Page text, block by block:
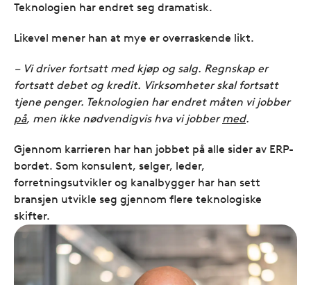
Teknologien har endret seg dramatisk.
Likevel mener han at mye er overraskende likt.
– Vi driver fortsatt med kjøp og salg. Regnskap er
fortsatt debet og kredit. Virksomheter skal fortsatt
tjene penger. Teknologien har endret måten vi jobber
på, men ikke nødvendigvis hva vi jobbermed.
Gjennom karrieren har han jobbet på alle sider av ERP-
bordet. Som konsulent, selger, leder,
forretningsutvikler og kanalbygger har han sett
bransjen utvikle seg gjennom flere teknologiske
skifter.